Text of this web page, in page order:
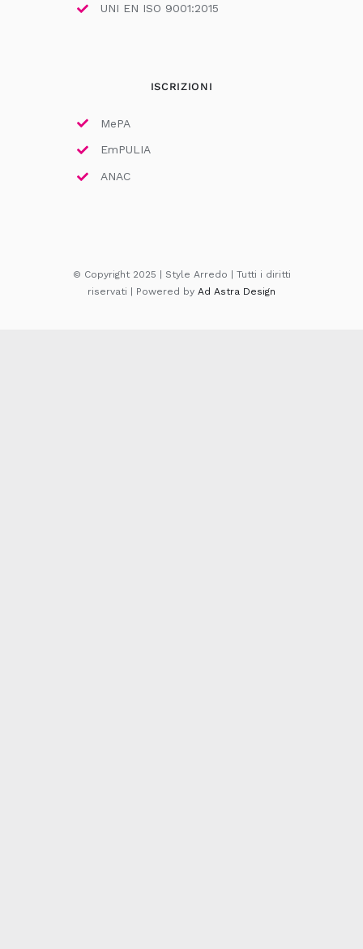
UNI EN ISO 9001:2015
ISCRIZIONI
MePA
EmPULIA
ANAC
© Copyright 2025 | Style Arredo | Tutti i diritti
riservati | Powered by Ad Astra Design